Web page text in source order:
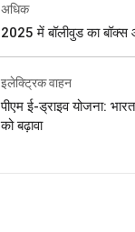
अधिक
2025 में बॉलीवुड का
इलेक्ट्रिक वाहन
पीएम ई-ड्राइव योजना:
को बढ़ावा